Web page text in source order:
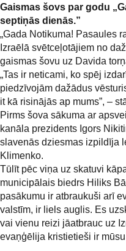
Gaismas šovs par godu
septiņās dienās.”
„Gada Notikuma! Pasaules
Izraēlā svētceļotājiem no
gaismas šovu uz Davida
„Tas ir neticami, ko spēj
piedzīvojām dažādus
it kā risinājās ap mums”, –
Pirms šova sākuma ar
kanāla prezidents Igors
slavenās dziesmas izpildīja
Klimenko.
Tūlīt pēc viņa uz skatuvi
municipālais biedrs Hiliks
pasākumu ir atbraukuši arī
valstīm, ir liels auglis. Es
vai vienu reizi jāatbrauc uz
evaņģēlija kristietieši ir